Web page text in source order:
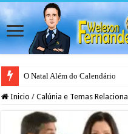
O Natal Além do Calendário
Japão rejeita casamento gay
Inicio / Calúnia e Temas